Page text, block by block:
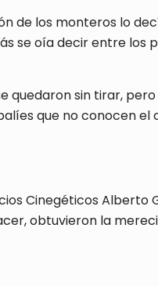
de los monteros lo
se oía decir entre los
sin tirar,
que no conocen
Cinegéticos
obtuvieron la